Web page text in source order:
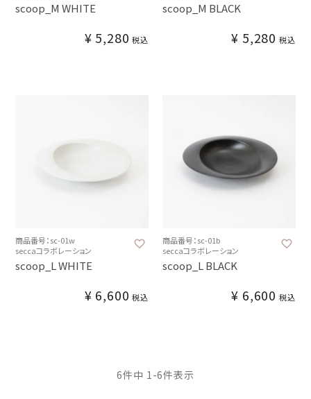
scoop_M WHITE
¥ 5,280 税込
scoop_M BLACK
¥ 5,280 税込
商品番号：sc-01w
seccaコラボレーション
scoop_L WHITE
¥ 6,600 税込
商品番号：sc-01b
seccaコラボレーション
scoop_L BLACK
¥ 6,600 税込
6件中 1 -6件表示